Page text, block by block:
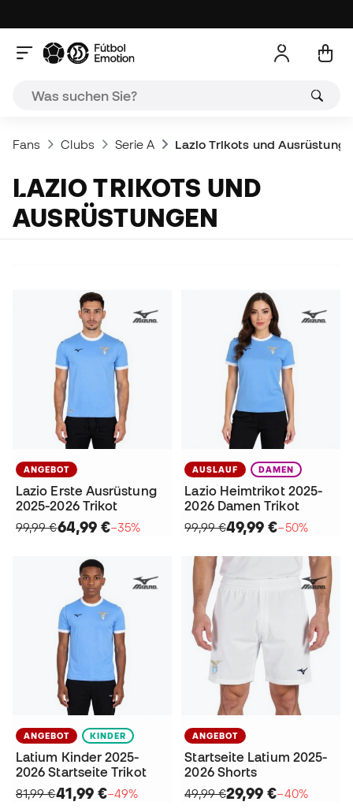
Fans Clubs Serie A Lazio Trikots und
LAZIO TRIKOTS UND
AUSRÜSTUNGEN
ANGEBOT
Lazio Erste Ausrüstung
2025-2026 Trikot
99,99 €64,99 €−35%
AUSLAUF DAMEN
Lazio Heimtrikot 2025-
2026 Damen Trikot
99,99 €49,99 €−50%
ANGEBOT KINDER
Latium Kinder 2025-
2026 Startseite Trikot
81,99 €41,99 €−49%
ANGEBOT
Startseite Latium 2025-
2026 Shorts
49,99 €29,99 €−40%